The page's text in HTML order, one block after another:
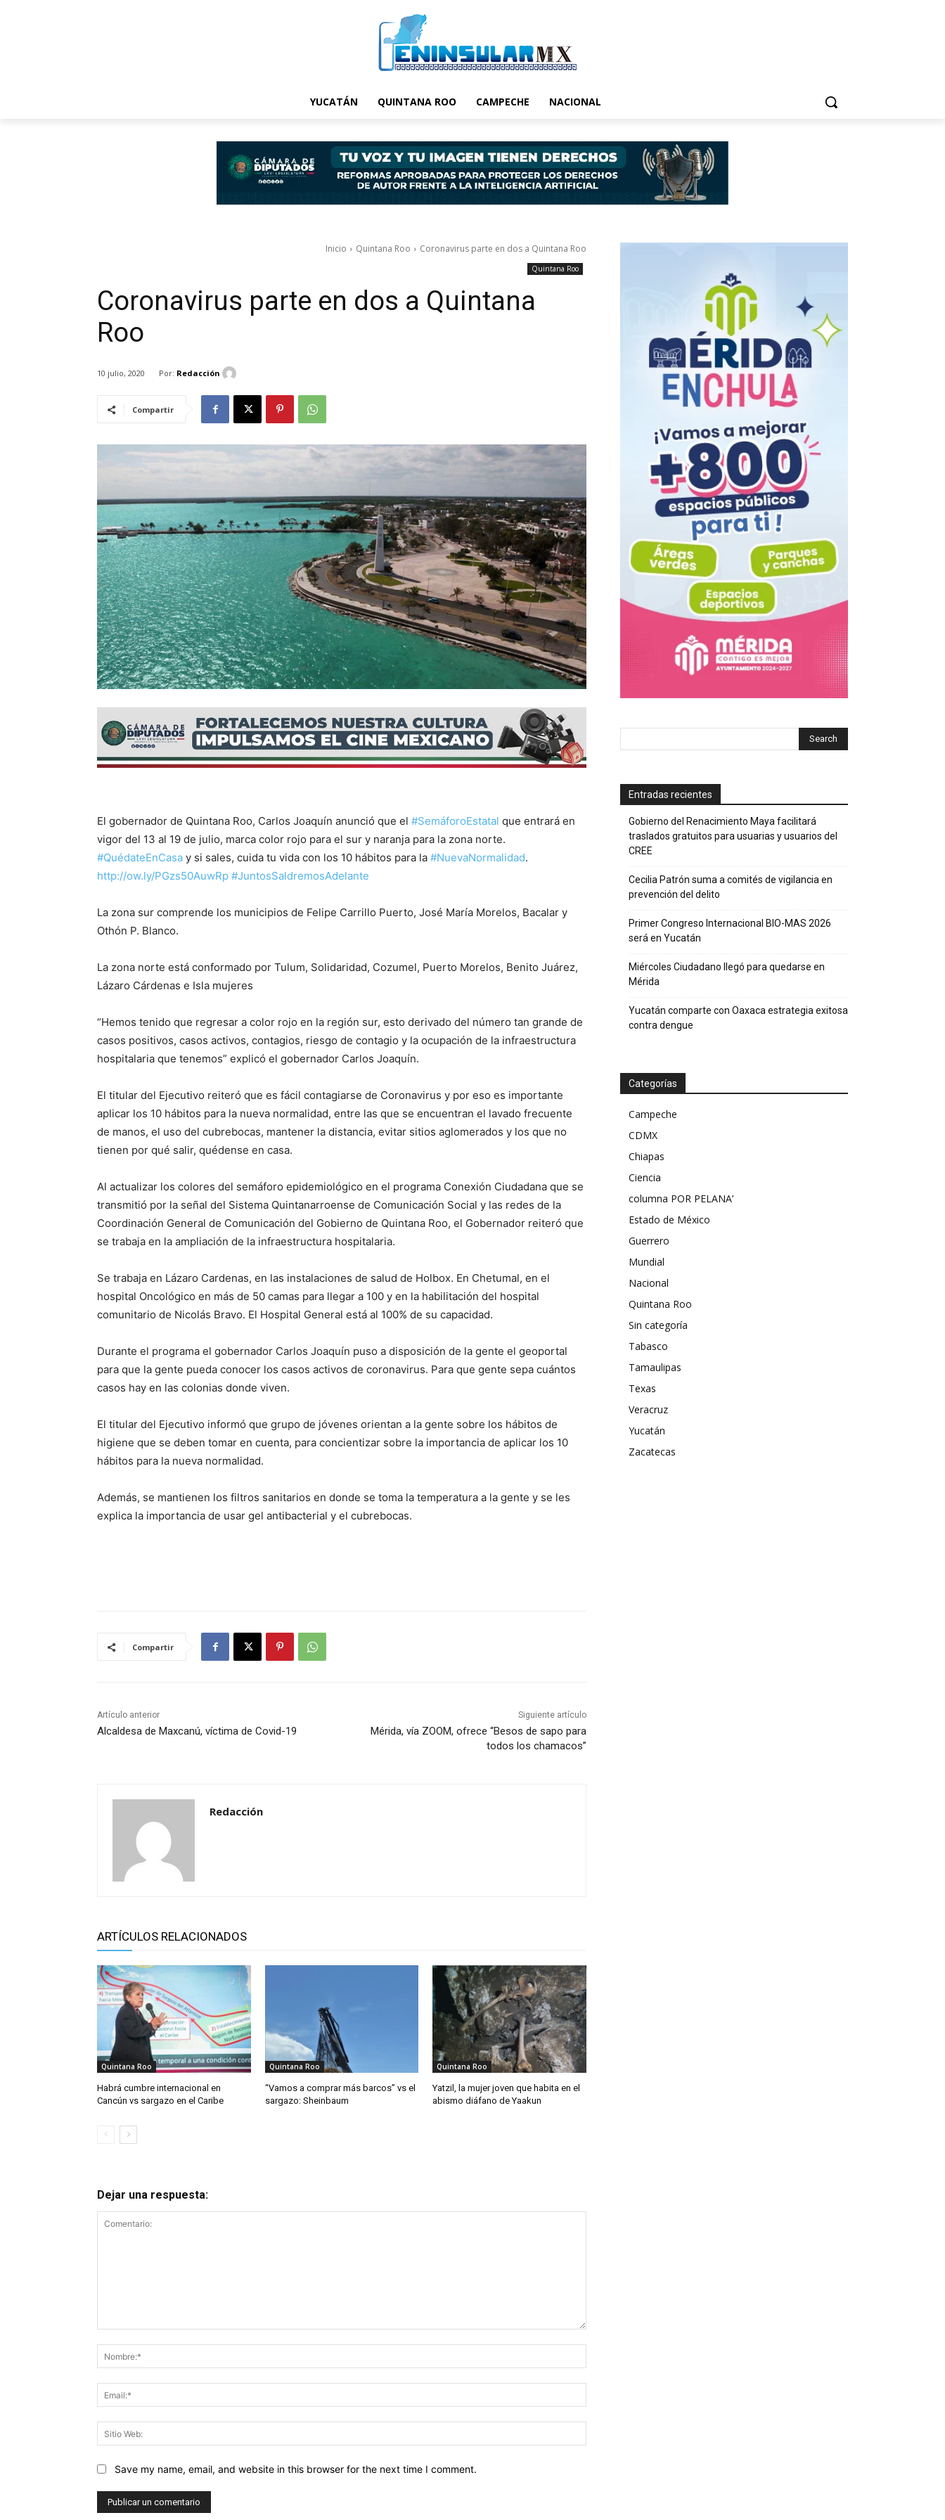
YUCATÁN QUINTANA ROO CAMPECHE NACIONAL
Inicio Quintana Roo Coronavirus parte en dos a Quintana Roo
Quintana Roo
Coronavirus parte en dos a Quintana
Roo
10 julio, 2020 Por: Redacción
Compartir
El gobernador de Quintana Roo, Carlos Joaquín anunció que el #SemáforoEstatal que entrará en
vigor del 13 al 19 de julio, marca color rojo para el sur y naranja para la zona norte.
#QuédateEnCasa y si sales, cuida tu vida con los 10 hábitos para la #NuevaNormalidad.
http://ow.ly/PGzs50AuwRp #JuntosSaldremosAdelante
La zona sur comprende los municipios de Felipe Carrillo Puerto, José María Morelos, Bacalar y
Othón P. Blanco.
La zona norte está conformado por Tulum, Solidaridad, Cozumel, Puerto Morelos, Benito Juárez,
Lázaro Cárdenas e Isla mujeres
“Hemos tenido que regresar a color rojo en la región sur, esto derivado del número tan grande de
casos positivos, casos activos, contagios, riesgo de contagio y la ocupación de la infraestructura
hospitalaria que tenemos” explicó el gobernador Carlos Joaquín.
El titular del Ejecutivo reiteró que es fácil contagiarse de Coronavirus y por eso es importante
aplicar los 10 hábitos para la nueva normalidad, entre las que se encuentran el lavado frecuente
de manos, el uso del cubrebocas, mantener la distancia, evitar sitios aglomerados y los que no
tienen por qué salir, quédense en casa.
Al actualizar los colores del semáforo epidemiológico en el programa Conexión Ciudadana que se
transmitió por la señal del Sistema Quintanarroense de Comunicación Social y las redes de la
Coordinación General de Comunicación del Gobierno de Quintana Roo, el Gobernador reiteró que
se trabaja en la ampliación de la infraestructura hospitalaria.
Se trabaja en Lázaro Cardenas, en las instalaciones de salud de Holbox. En Chetumal, en el
hospital Oncológico en más de 50 camas para llegar a 100 y en la habilitación del hospital
comunitario de Nicolás Bravo. El Hospital General está al 100% de su capacidad.
Durante el programa el gobernador Carlos Joaquín puso a disposición de la gente el geoportal
para que la gente pueda conocer los casos activos de coronavirus. Para que gente sepa cuántos
casos hay en las colonias donde viven.
El titular del Ejecutivo informó que grupo de jóvenes orientan a la gente sobre los hábitos de
higiene que se deben tomar en cuenta, para concientizar sobre la importancia de aplicar los 10
hábitos para la nueva normalidad.
Además, se mantienen los filtros sanitarios en donde se toma la temperatura a la gente y se les
explica la importancia de usar gel antibacterial y el cubrebocas.
Compartir
Artículo anterior
Alcaldesa de Maxcanú, víctima de Covid-19
Siguiente artículo
Mérida, vía ZOOM, ofrece “Besos de sapo para
todos los chamacos”
Redacción
ARTÍCULOS RELACIONADOS
Quintana Roo
Habrá cumbre internacional en
Cancún vs sargazo en el Caribe
Quintana Roo
“Vamos a comprar más barcos” vs el
sargazo: Sheinbaum
Quintana Roo
Yatzil, la mujer joven que habita en el
abismo diáfano de Yaakun
Dejar una respuesta:
Web:
Save my name, email, and website in this browser for the next time I comment.
Entradas recientes
Gobierno del Renacimiento Maya facilitará
traslados gratuitos para usuarias y usuarios del
CREE
Cecilia Patrón suma a comités de vigilancia en
prevención del delito
Primer Congreso Internacional BIO-MAS 2026
será en Yucatán
Miércoles Ciudadano llegó para quedarse en
Mérida
Yucatán comparte con Oaxaca estrategia exitosa
contra dengue
Categorías
Campeche
CDMX
Chiapas
Ciencia
columna POR PELANA’
Estado de México
Guerrero
Mundial
Nacional
Quintana Roo
Sin categoría
Tabasco
Tamaulipas
Texas
Veracruz
Yucatán
Zacatecas